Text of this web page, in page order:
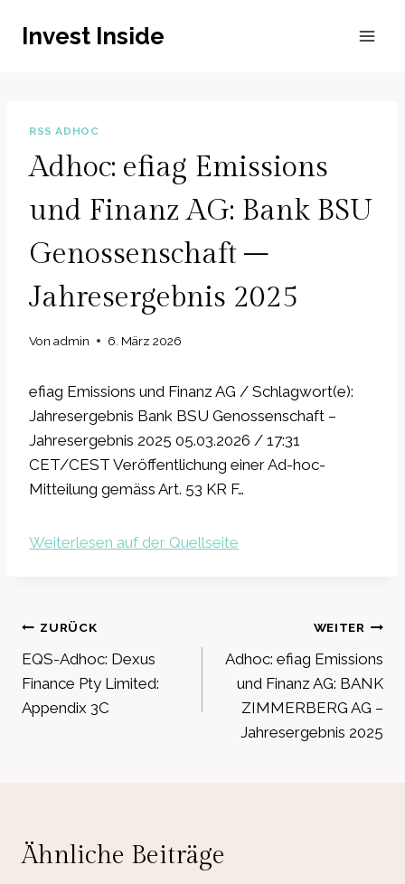
InhaltInvest Inside
RSS ADHOC
Adhoc: efiag Emissions
und Finanz AG: Bank BSU
Genossenschaft –
Jahresergebnis 2025
Von admin 6. März 2026
efiag Emissions und Finanz AG / Schlagwort(e):
Jahresergebnis Bank BSU Genossenschaft –
Jahresergebnis 2025 05.03.2026 / 17:31
CET/CEST Veröffentlichung einer Ad-hoc-
Mitteilung gemäss Art. 53 KR F…
Weiterlesen auf der Quellseite
Beitragsnavigation
ZURÜCK
EQS-Adhoc: Dexus
Finance Pty Limited:
Appendix 3C
WEITER
Adhoc: efiag Emissions
und Finanz AG: BANK
ZIMMERBERG AG –
Jahresergebnis 2025
Ähnliche Beiträge